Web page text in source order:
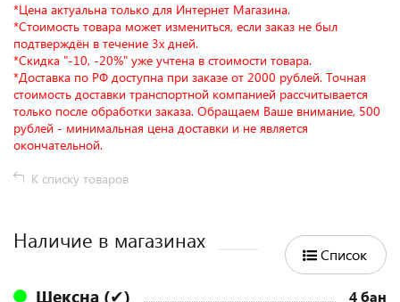
*Цена актуальна только для Интернет Магазина.
*Стоимость товара может измениться, если заказ не был
подтверждён в течение 3х дней.
*Скидка "-10, -20%" уже учтена в стоимости товара.
*Доставка по РФ доступна при заказе от 2000 рублей. Точная
стоимость доставки транспортной компанией рассчитывается
только после обработки заказа. Обращаем Ваше внимание, 500
рублей - минимальная цена доставки и не является
окончательной.
К списку товаров
Наличие в магазинах
Список
Шексна (✔) 4 бан